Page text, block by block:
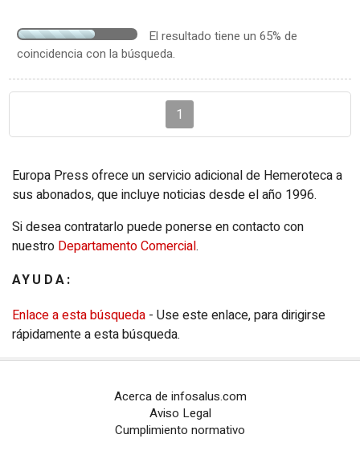
El resultado tiene un 65% de
coincidencia con la búsqueda.
1
Europa Press ofrece un servicio adicional de Hemeroteca a
sus abonados, que incluye noticias desde el año 1996.
Si desea contratarlo puede ponerse en contacto con
nuestro Departamento Comercial.
AYUDA:
Enlace a esta búsqueda - Use este enlace, para dirigirse
rápidamente a esta búsqueda.
Acerca de infosalus.com
Aviso Legal
Cumplimiento normativo